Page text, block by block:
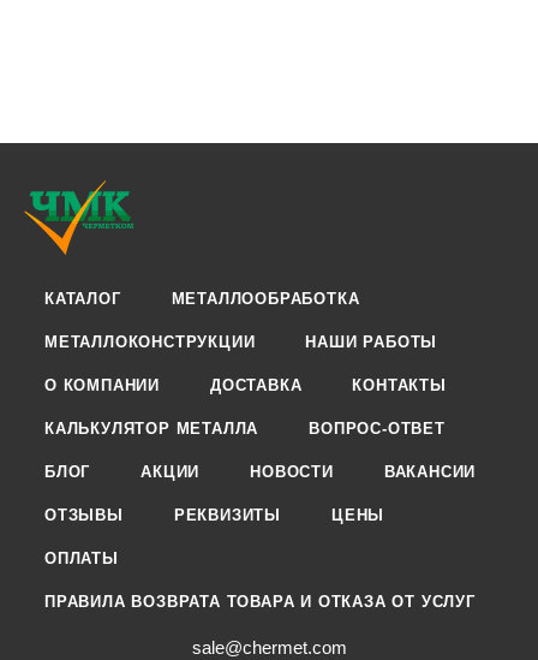
КАТАЛОГ МЕТАЛЛООБРАБОТКА
МЕТАЛЛОКОНСТРУКЦИИ НАШИ РАБОТЫ
О КОМПАНИИ ДОСТАВКА КОНТАКТЫ
КАЛЬКУЛЯТОР МЕТАЛЛА ВОПРОС-ОТВЕТ
БЛОГ АКЦИИ НОВОСТИ ВАКАНСИИ
ОТЗЫВЫ РЕКВИЗИТЫ ЦЕНЫ
ОПЛАТЫ
ПРАВИЛА ВОЗВРАТА ТОВАРА И ОТКАЗА ОТ УСЛУГ
sale@chermet.com